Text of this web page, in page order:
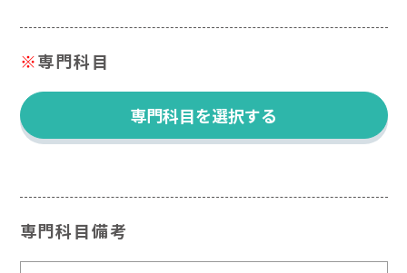
※専門科目
専門科目を選択する
専門科目備考